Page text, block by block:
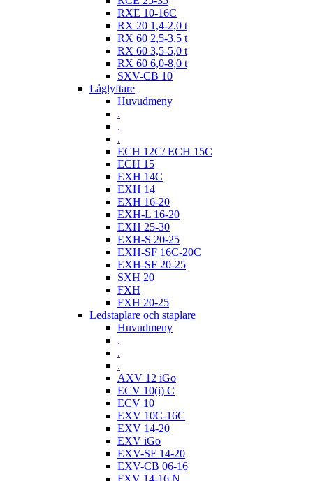
RXE 10-16C
RX 20 1,4-2,0 t
RX 60 2,5-3,5 t
RX 60 3,5-5,0 t
RX 60 6,0-8,0 t
SXV-CB 10
Låglyftare
Huvudmeny
.
.
.
ECH 12C/ ECH 15C
ECH 15
EXH 14C
EXH 14
EXH 16-20
EXH-L 16-20
EXH 25-30
EXH-S 20-25
EXH-SF 16C-20C
EXH-SF 20-25
SXH 20
FXH
FXH 20-25
Ledstaplare och staplare
Huvudmeny
.
.
.
AXV 12 iGo
ECV 10(i) C
ECV 10
EXV 10C-16C
EXV 14-20
EXV iGo
EXV-SF 14-20
EXV-CB 06-16
FXV 14-16 N